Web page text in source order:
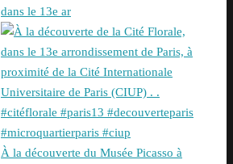
dans le 13e ar
À la découverte du Musée Picasso à